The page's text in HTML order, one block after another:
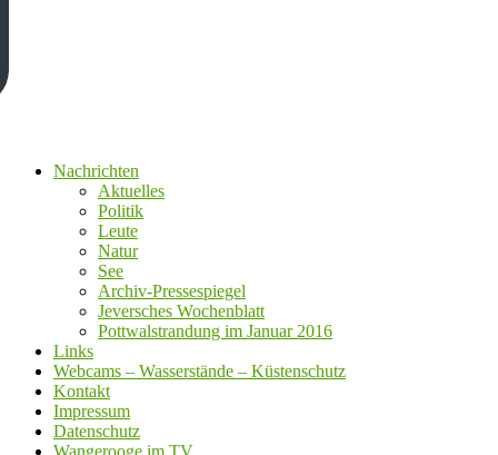
Nachrichten
Aktuelles
Politik
Leute
Natur
See
Archiv-Pressespiegel
Jeversches Wochenblatt
Pottwalstrandung im Januar 2016
Links
Webcams – Wasserstände – Küstenschutz
Kontakt
Impressum
Datenschutz